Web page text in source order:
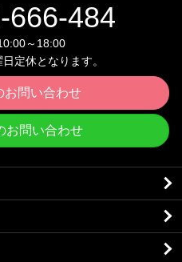
666-484
～18:00
定休となります。
お問い合わせ
お問い合わせ